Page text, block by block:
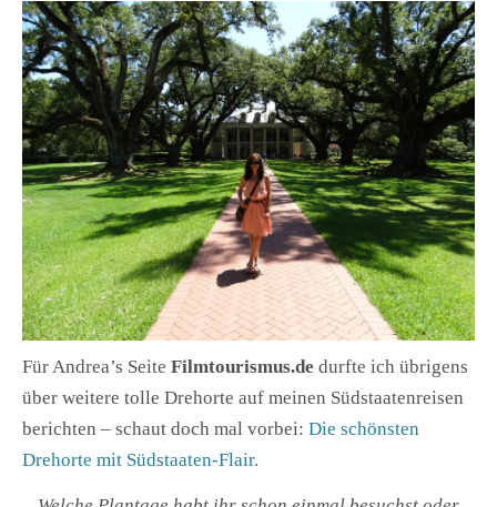
Für Andrea’s Seite Filmtourismus.de durfte ich übrigens
über weitere tolle Drehorte auf meinen Südstaatenreisen
berichten – schaut doch mal vorbei: Die schönsten
Drehorte mit Südstaaten-Flair.